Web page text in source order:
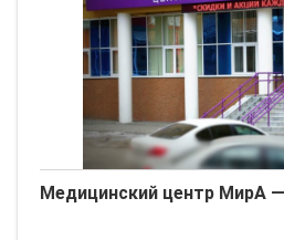
Медицинский центр МирА